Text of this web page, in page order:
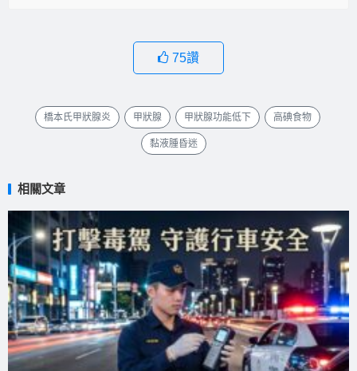
75讚
橋本氏甲狀腺炎 甲狀腺 甲狀腺功能低下 高碘食物
黏液腫昏迷
相關文章